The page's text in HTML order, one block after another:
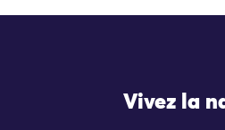
Vivez la